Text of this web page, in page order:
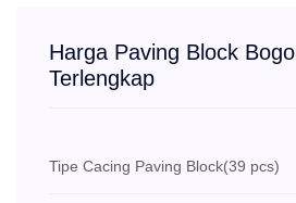
Harga Paving Block
Terlengkap
Tipe Cacing Paving Block(39 pcs)